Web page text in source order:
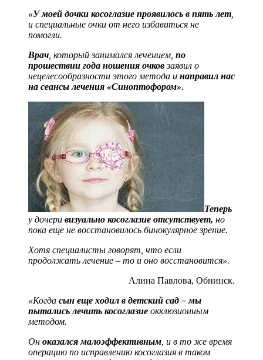
«У моей дочки косоглазие проявилось в пять лет
и специальные очки от него избавиться не
помогли.
Врач , который занимался лечением, по
прошествии года ношения очковзаявил о
нецелесообразности этого метода и направил нас
на сеансы лечения «Синоптофором».
Теперь
у дочери визуально косоглазие отсутствует, но
пока еще не восстановилось бинокулярное зрение.
Хотя специалисты говорят, что если
продолжать лечение – то и оно восстановится».
Алина Павлова, Обнинск.
«Когда сын еще ходил в детский сад – мы
пытались лечить косоглазие окклюзионным
методом.
Он оказался малоэффективным , и в то же время
операцию по исправлению косоглазия в таком